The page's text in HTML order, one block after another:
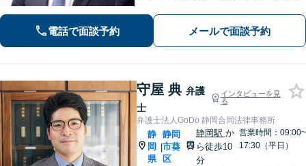
談ください。初回電話10分無料。全国
対応。親身なサポートをいたします。
電話で面談予約 メールで面談予約
守屋 典 弁護
士
インタビューを見
る
弁護士法人GoDo 静岡合同法律事務所
静
岡
県
|
静岡
市葵
区
静岡駅 か
ら徒歩10
分
営業時間：09:00~
17:30（平日）